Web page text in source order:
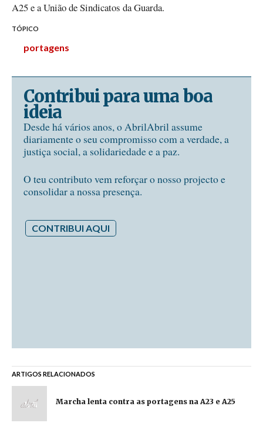
A25 e a União de Sindicatos da Guarda.
TÓPICO
portagens
Contribui para uma boa
ideia
Desde há vários anos, o AbrilAbril assume
diariamente o seu compromisso com a verdade, a
justiça social, a solidariedade e a paz.
O teu contributo vem reforçar o nosso projecto e
consolidar a nossa presença.
CONTRIBUI AQUI
ARTIGOS RELACIONADOS
Marcha lenta contra as portagens na A23 e A25